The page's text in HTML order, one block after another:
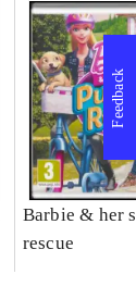
Barbie & her
rescue
Feedback